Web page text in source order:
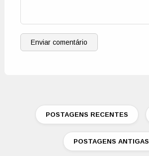
Enviar comentário
POSTAGENS RECENTES
POSTAGENS ANTIGAS